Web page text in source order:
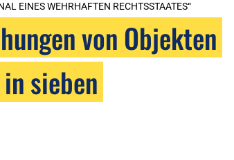
EINES WEHRHAFTEN RECHTSSTAATES“
von Objekten
sieben